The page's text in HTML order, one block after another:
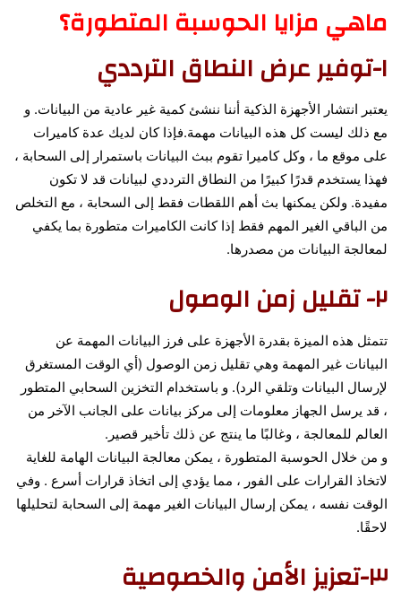
ماهي مزايا الحوسبة المتطورة؟
١-توفير عرض النطاق الترددي
يعتبر انتشار الأجهزة الذكية أننا ننشئ كمية غير عادية من البيانات. و
مع ذلك ليست كل هذه البيانات مهمة.فإذا كان لديك عدة كاميرات
على موقع ما ، وكل كاميرا تقوم ببث البيانات باستمرار إلى السحابة ،
فهذا يستخدم قدرًا كبيرًا من النطاق الترددي لبيانات قد لا تكون
مفيدة. ولكن يمكنها بث أهم اللقطات فقط إلى السحابة ، مع التخلص
من الباقي الغير المهم فقط إذا كانت الكاميرات متطورة بما يكفي
لمعالجة البيانات من مصدرها.
٢- تقليل زمن الوصول
تتمثل هذه الميزة بقدرة الأجهزة على فرز البيانات المهمة عن
البيانات غير المهمة وهي تقليل زمن الوصول (أي الوقت المستغرق
لإرسال البيانات وتلقي الرد). و باستخدام التخزين السحابي المتطور
، قد يرسل الجهاز معلومات إلى مركز بيانات على الجانب الآخر من
العالم للمعالجة ، وغالبًا ما ينتج عن ذلك تأخير قصير.
و من خلال الحوسبة المتطورة ، يمكن معالجة البيانات الهامة للغاية
لاتخاذ القرارات على الفور ، مما يؤدي إلى اتخاذ قرارات أسرع . وفي
الوقت نفسه ، يمكن إرسال البيانات الغير مهمة إلى السحابة لتحليلها
لاحقًا.
٣-تعزيز الأمن والخصوصية